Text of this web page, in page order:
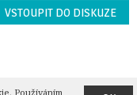
VSTOUPIT DO DISKUZE
Peniaze.sk| PB
Používáním